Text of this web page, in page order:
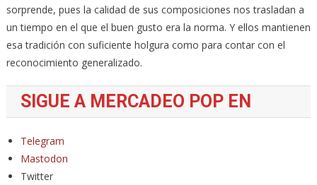
sorprende, pues la calidad de sus composiciones nos trasladan a
un tiempo en el que el buen gusto era la norma. Y ellos mantienen
esa tradición con suficiente holgura como para contar con el
reconocimiento generalizado.
SIGUE A MERCADEO POP EN
Telegram
Mastodon
Twitter